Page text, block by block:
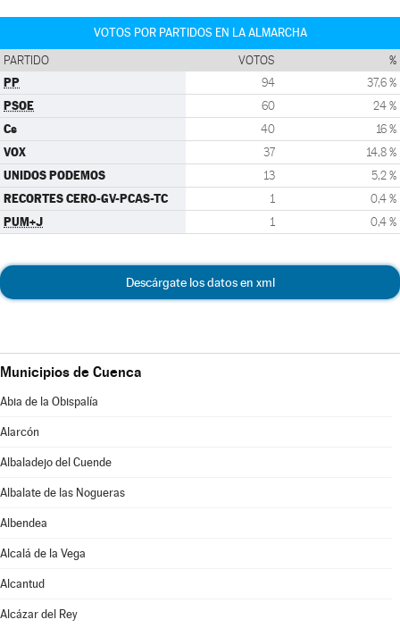
VOTOS POR PARTIDOS EN LA ALMARCHA
PARTIDO VOTOS %
PP 94 37,6 %
PSOE 60 24 %
Cs 40 16 %
VOX 37 14,8 %
UNIDOS PODEMOS 13 5,2 %
RECORTES CERO-GV-PCAS-TC 1 0,4 %
PUM+J 1 0,4 %
Descárgate los datos en xml
Municipios de Cuenca
Abia de la Obispalía
Alarcón
Albaladejo del Cuende
Albalate de las Nogueras
Albendea
Alcalá de la Vega
Alcantud
Alcázar del Rey